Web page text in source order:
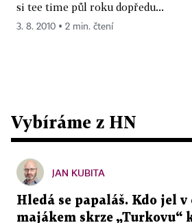
si tee time půl roku dopředu...
3. 8. 2010 ▪ 2 min. čtení
Vybíráme z HN
JAN KUBITA
Hledá se papaláš. Kdo jel v
majákem skrze „Turkovu“